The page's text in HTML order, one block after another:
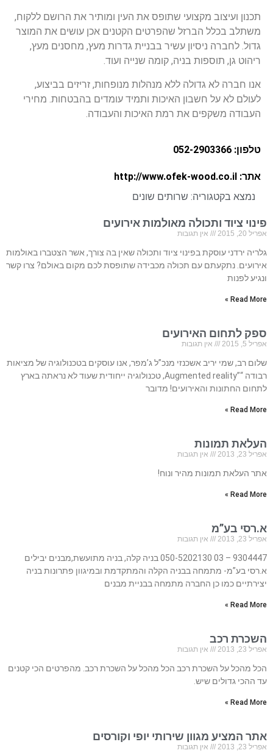
תכנון ועיצוב מקצועי שתופס את העין ומותיר את הרושם ללקוח,
משתלב בכלל הברזל שהפרטים הקטנים אכן עושים את המוצר
גדול. לחברה ניסיון עשיר בבניית גדרות מעץ, מחסנים מעץ,
ריהוט גן, תוספות בניה, קומה שנייה ועוד.
אנו חברה לא גדולה ללא מנהלות מנופחות, זריזים בביצוע,
לעולם לא על חשבון האיכות ותמיד עומדים בהבטחות. מחירי
העבודה משקפים את רמת האיכות והעבודה.
טלפון: 052-2903366
אתר: http://www.ofek-wood.co.il
נמצא בקטגוריה: שרותים שונים
פינוי ציוד ותכולה מאולמות אירועים
אפריל 20, 2015 אין תגובות
גלריה ירדני עוסקת בפינוי ציוד ותכולה שאין בה צורך, אשר הצטברו באולמות
אירועים. נתקעתם עם תכולה מכבידה שתופסת לכם מקום באולם? צרו קשר
ונגיע לפנות
Read More »
ספק לתחום האירועים
אפריל 5, 2015 אין תגובות
שלום רב, שמי יריב אשכנזי מנכ”ל ג’מפר, אנו עוסקים בטכנולוגיה של מציאות
רבודה “”Augmented reality, טכנולוגיה ייחודית שעוד לא נראתה בארץ
לתחום החתונות והאירועים! מדובר
Read More »
העלאת תמונות
אפריל 23, 2013 אין תגובות
אתר העלאת תמונות מהיר ונוח!
Read More »
א.רסי בע”מ
אפריל 23, 2013 אין תגובות
9304447 – 03 050-5202130 בניה קלה, בניה מתועשת,מבנים יבילים
א.רסי בע”מ- מתמחה בבניה הקלה והמתקדמת ובמיגוון פתרונות בניה
יצירתיים כמו כן החברה מתמחה בבניית מבנים
Read More »
השכרת רכב
אפריל 23, 2013 אין תגובות
הכל מהכל על השכרת רכב הכל מהכל על השכרת רכב. מהפרטים הכי קטנים
עד ההכי גדולים שיש.
Read More »
אתר המציע מגוון שירותי יופי וקורסים
אפריל 23, 2013 אין תגובות